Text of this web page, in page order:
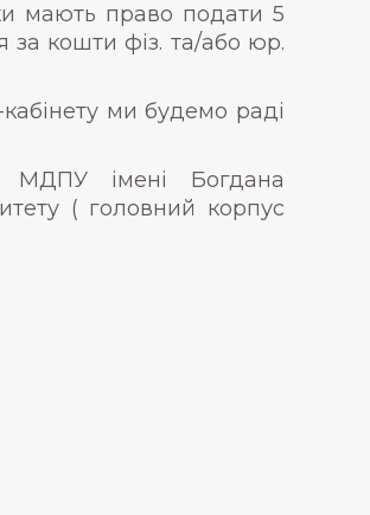
мають право подати 5
кошти фіз. та/або юр.
ми будемо раді
МДПУ імені Богдана
( головний корпус